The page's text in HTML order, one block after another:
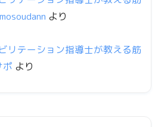
より
リテーション指導士が教える筋
ポ より